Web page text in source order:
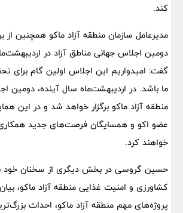
کند.
مدیرعامل سازمان منطقه آزاد ماکو همچنین از
گفت: امیدواریم این اجلاس اولین گام برای
ما باشد. در اردیبهشت‌ماه سال آینده، دومین
منطقه آزاد ماکو برگزار خواهد شد و در این
عضو اکو و همسایگان فرصت‌های جدید
خواهند کرد.
حسین گروسی در بخش دیگری از سخنان خود
کشاورزی و امنیت غذایی منطقه آزاد ماکو،
پروژه‌های مهم منطقه آزاد ماکو، احداث